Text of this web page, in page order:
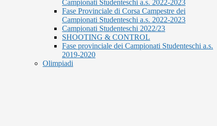
Campionati Studenteschi a.s. 2022-2023
Fase Provinciale di Corsa Campestre dei
Campionati Studenteschi a.s. 2022-2023
Campionati Studenteschi 2022/23
SHOOTING & CONTROL
Fase provinciale dei Campionati Studenteschi a.s.
2019-2020
Olimpiadi